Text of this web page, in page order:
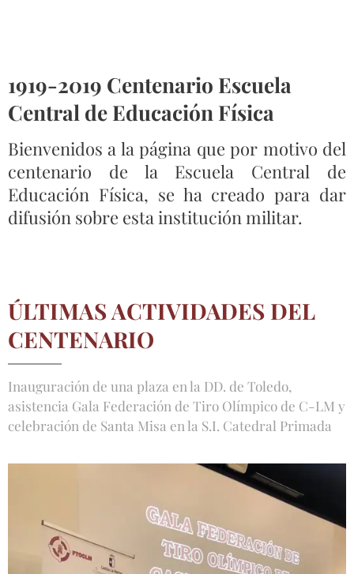
1919-2019 Centenario Escuela
Central de Educación Física
Bienvenidos a la página que por motivo del
centenario de la Escuela Central de
Educación Física, se ha creado para dar
difusión sobre esta institución militar.
ÚLTIMAS ACTIVIDADES DEL
CENTENARIO
Inauguración de una plaza en la DD. de Toledo,
asistencia Gala Federación de Tiro Olímpico de C-LM y
celebración de Santa Misa en la S.I. Catedral Primada